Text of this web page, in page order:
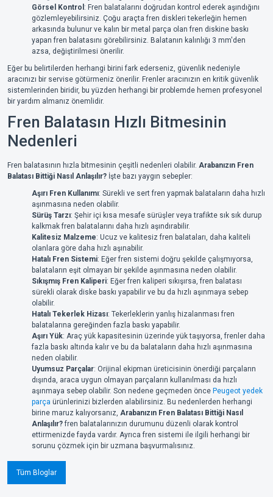
Görsel Kontrol : Fren balatalarını doğrudan kontrol ederek aşındığını
gözlemleyebilirsiniz. Çoğu araçta fren diskleri tekerleğin hemen
arkasında bulunur ve kalın bir metal parça olan fren diskine baskı
yapan fren balatasını görebilirsiniz. Balatanın kalınlığı 3 mm'den
azsa, değiştirilmesi önerilir.
Eğer bu belirtilerden herhangi birini fark ederseniz, güvenlik nedeniyle
aracınızı bir servise götürmeniz önerilir. Frenler aracınızın en kritik güvenlik
sistemlerinden biridir, bu yüzden herhangi bir problemde hemen profesyonel
bir yardım almanız önemlidir.
Fren Balatasın Hızlı Bitmesinin
Nedenleri
Fren balatasının hızla bitmesinin çeşitli nedenleri olabilir. Arabanızın Fren
Balatası Bittiği Nasıl Anlaşılır? İşte bazı yaygın sebepler:
Aşırı Fren Kullanımı: Sürekli ve sert fren yapmak balataların daha hızlı
aşınmasına neden olabilir.
Sürüş Tarzı: Şehir içi kısa mesafe sürüşler veya trafikte sık sık durup
kalkmak fren balatalarını daha hızlı aşındırabilir.
Kalitesiz Malzeme: Ucuz ve kalitesiz fren balataları, daha kaliteli
olanlara göre daha hızlı aşınabilir.
Hatalı Fren Sistemi: Eğer fren sistemi doğru şekilde çalışmıyorsa,
balataların eşit olmayan bir şekilde aşınmasına neden olabilir.
Sıkışmış Fren Kaliperi: Eğer fren kaliperi sıkışırsa, fren balatası
sürekli olarak diske baskı yapabilir ve bu da hızlı aşınmaya sebep
olabilir.
Hatalı Tekerlek Hizası: Tekerleklerin yanlış hizalanması fren
balatalarına gereğinden fazla baskı yapabilir.
Aşırı Yük: Araç yük kapasitesinin üzerinde yük taşıyorsa, frenler daha
fazla baskı altında kalır ve bu da balataların daha hızlı aşınmasına
neden olabilir.
Uyumsuz Parçalar: Orijinal ekipman üreticisinin önerdiği parçaların
dışında, araca uygun olmayan parçaların kullanılması da hızlı
aşınmaya sebep olabilir. Son nedene geçmeden önce Peugeot yedek
parça ürünlerinizi bizlerden alabilirsiniz. Bu nedenlerden herhangi
birine maruz kalıyorsanız, Arabanızın Fren Balatası Bittiği Nasıl
Anlaşılır?fren balatalarınızın durumunu düzenli olarak kontrol
ettirmenizde fayda vardır. Ayrıca fren sistemi ile ilgili herhangi bir
sorunu çözmek için bir uzmana başvurmalısınız.
Tüm Bloglar